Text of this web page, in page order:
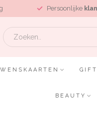
Persoonlijke
WENSKAARTEN
BEAUTY